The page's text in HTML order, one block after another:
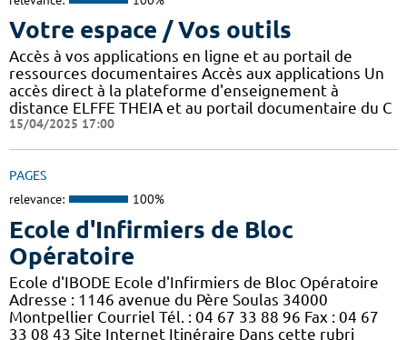
Votre espace / Vos outils
Accès à vos applications en ligne et au portail de
ressources documentaires Accès aux applications Un
accès direct à la plateforme d'enseignement à
distance ELFFE THEIA et au portail documentaire du C
15/04/2025 17:00
PAGES
relevance: 100%
Ecole d'Infirmiers de Bloc
Opératoire
Ecole d'IBODE Ecole d'Infirmiers de Bloc Opératoire
Adresse : 1146 avenue du Père Soulas 34000
Montpellier Courriel Tél. : 04 67 33 88 96 Fax : 04 67
33 08 43 Site Internet Itinéraire Dans cette rubri